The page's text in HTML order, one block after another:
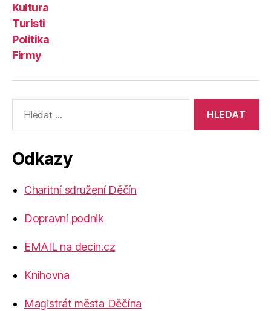
Kultura
Turisti
Politika
Firmy
vyhledávání:
Odkazy
Charitní sdružení Děčín
Dopravní podnik
EMAIL na decin.cz
Knihovna
Magistrát města Děčína